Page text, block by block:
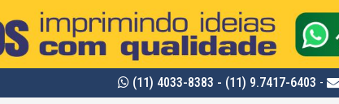
(11) 4033-8383 - (11) 9.7417-6403 -